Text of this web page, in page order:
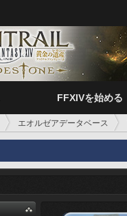
FFXIVを始める
エオルゼアデータベース